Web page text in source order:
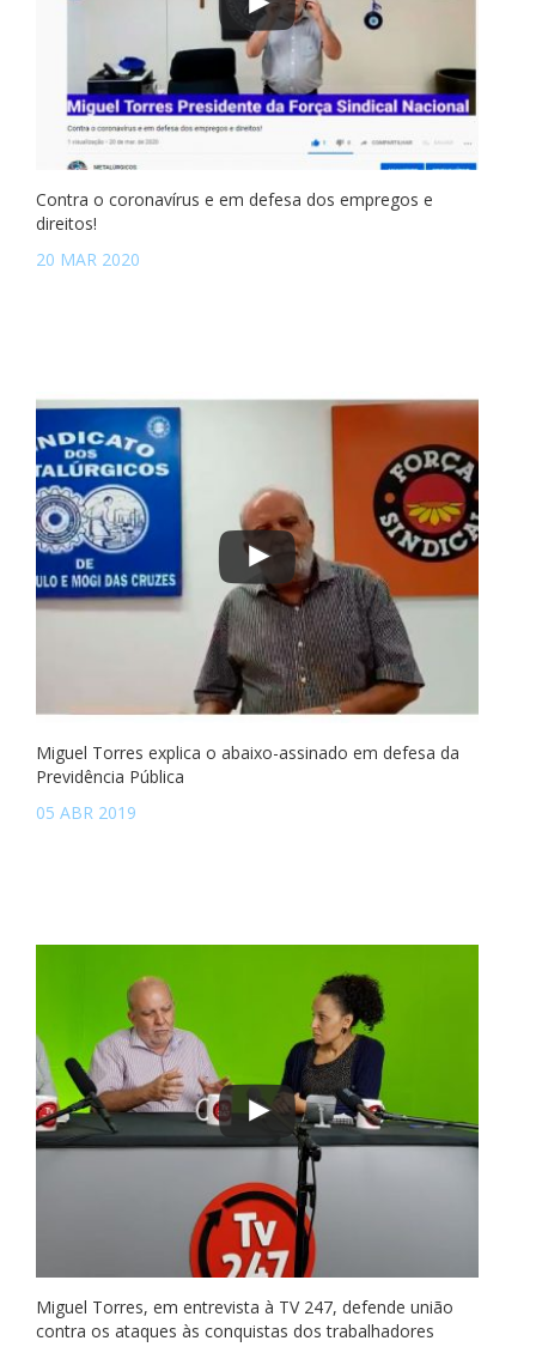
Contra o coronavírus e em defesa dos empregos e
direitos!
20 MAR 2020
Miguel Torres explica o abaixo-assinado em defesa da
Previdência Pública
05 ABR 2019
Miguel Torres, em entrevista à TV 247, defende união
contra os ataques às conquistas dos trabalhadores